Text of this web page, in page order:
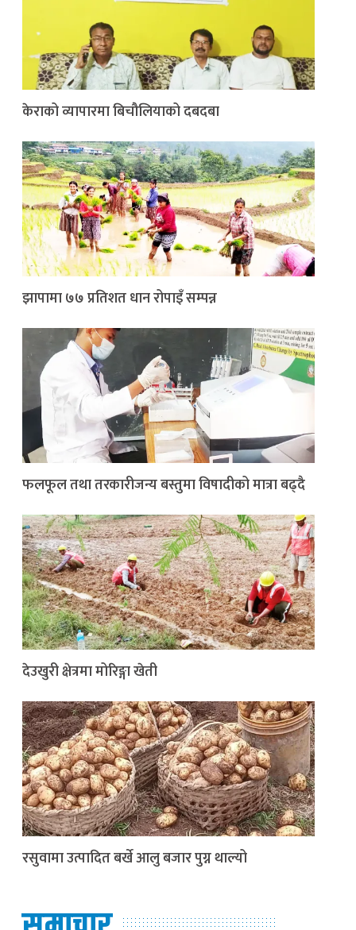
केराको व्यापारमा बिचौलियाको दबदबा
झापामा ७७ प्रतिशत धान रोपाइँ सम्पन्न
फलफूल तथा तरकारीजन्य बस्तुमा विषादीको मात्रा बढ्दै
देउखुरी क्षेत्रमा मोरिङ्गा खेती
रसुवामा उत्पादित बर्खे आलु बजार पुग्न थाल्यो